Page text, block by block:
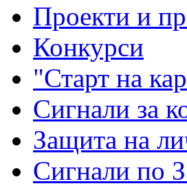
Проекти и
Конкурси
"Старт на
Сигнали за
Защита на
Сигнали